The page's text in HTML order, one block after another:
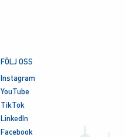
FÖLJ OSS
Instagram
YouTube
TikTok
LinkedIn
Facebook